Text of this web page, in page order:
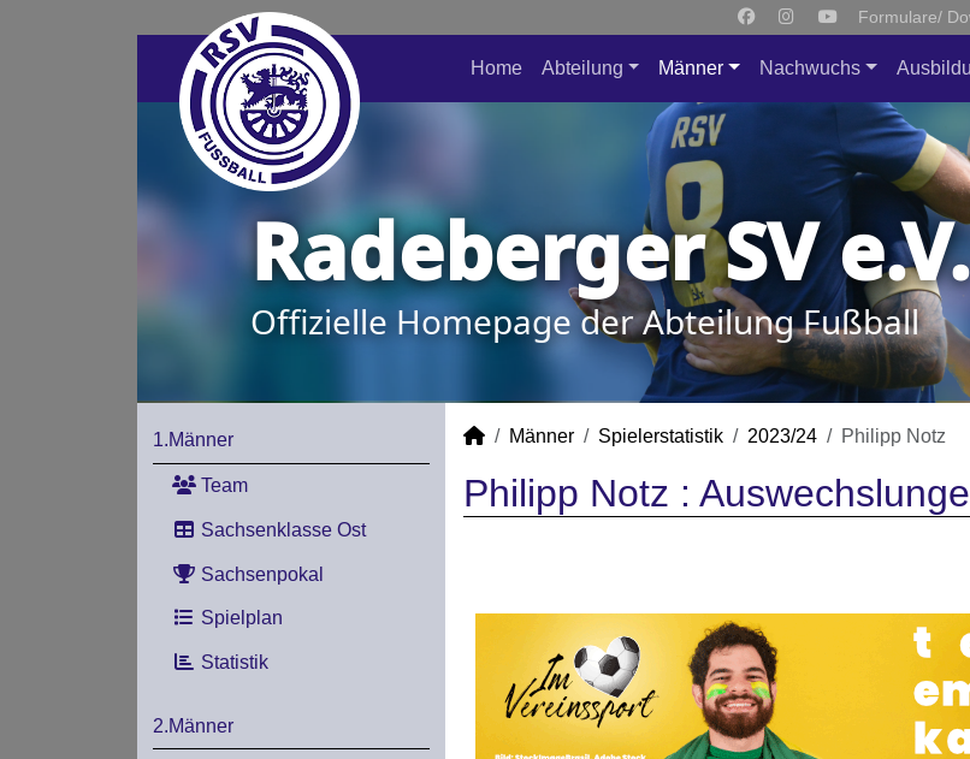
Formulare/
Home Abteilung Männer Nachwuchs
Radeberger SV e.V.
Offizielle Homepage der Abteilung Fußball
1.Männer
Team
Sachsenklasse Ost
Sachsenpokal
Spielplan
Statistik
2.Männer
Männer Spielerstatistik 2023/24 Philipp Notz
Philipp Notz :